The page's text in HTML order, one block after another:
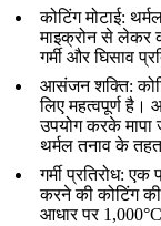
कोटिंग मोटाई:
माइक्रोन से लेकर
गर्मी और घिसाव
आसंजन शक्ति:
लिए महत्वपूर्ण है।
उपयोग करके मापा
थर्मल तनाव के
गर्मी प्रतिरोध: एक
करने की कोटिंग
आधार पर